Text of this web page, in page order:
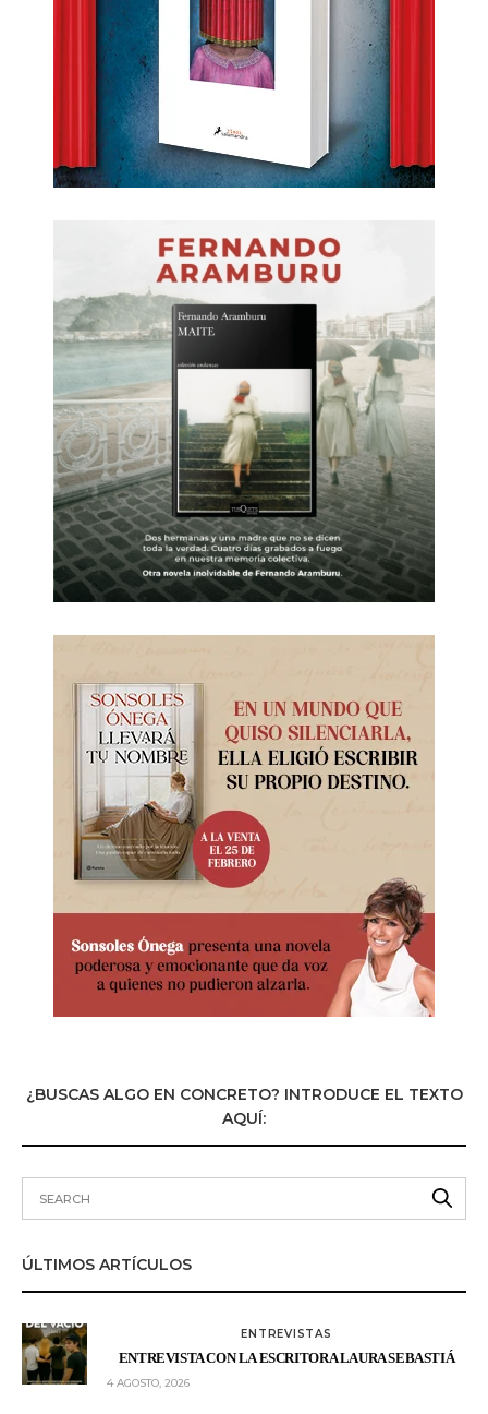
¿BUSCAS ALGO EN CONCRETO? INTRODUCE EL TEXTO
AQUÍ:
ÚLTIMOS ARTÍCULOS
ENTREVISTAS
ENTREVISTA CON LA ESCRITORA LAURA SEBASTIÁ
4 AGOSTO, 2026